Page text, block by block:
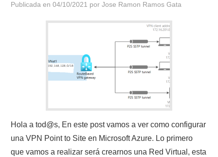
Publicada en04/10/2021 porJose Ramon Ramos Gata
Hola a tod@s, En este post vamos a ver como configurar
una VPN Point to Site en Microsoft Azure. Lo primero
que vamos a realizar será crearnos una Red Virtual, esta